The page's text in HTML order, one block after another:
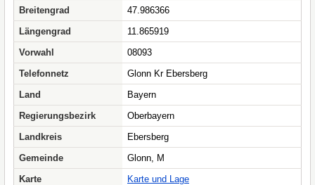
Breitengrad
47.986366
Längengrad
11.865919
Vorwahl
08093
Telefonnetz
Glonn Kr Ebersberg
Land
Bayern
Regierungsbezirk
Oberbayern
Landkreis
Ebersberg
Gemeinde
Glonn, M
Karte
Karte und Lage